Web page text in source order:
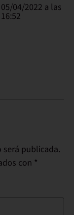
05/04/2022 a las
16:52
publicada.
con *